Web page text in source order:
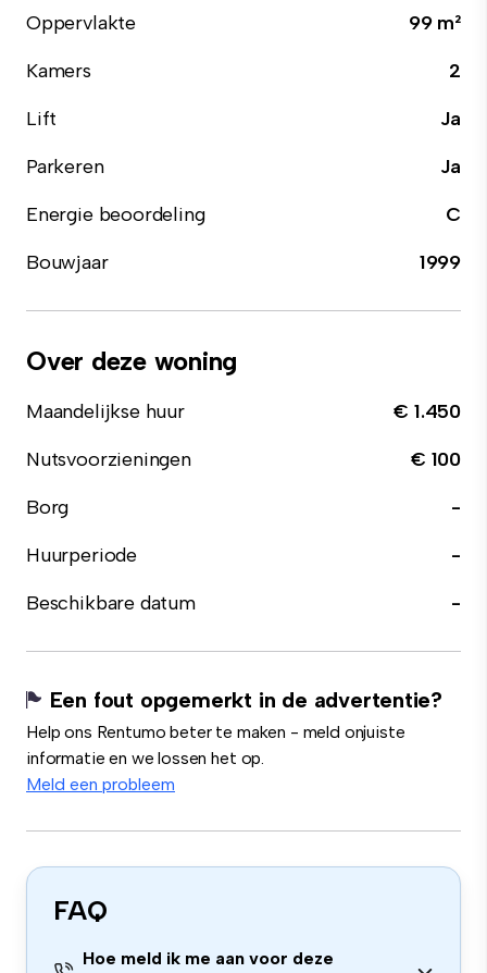
Oppervlakte
99 m²
Kamers
2
Lift
Ja
Parkeren
Ja
Energie beoordeling
C
Bouwjaar
1999
Over deze woning
Maandelijkse huur
€ 1.450
Nutsvoorzieningen
€ 100
Borg
-
Huurperiode
-
Beschikbare datum
-
Een fout opgemerkt in de advertentie?
Help ons Rentumo beter te maken - meld onjuiste
informatie en we lossen het op.
Meld een probleem
FAQ
Hoe meld ik me aan voor deze